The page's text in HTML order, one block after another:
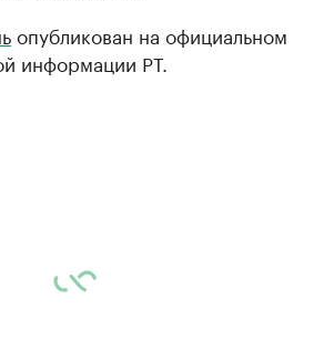
опубликован на официальном
информации РТ.